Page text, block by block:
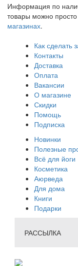
Информация по
товары можно
магазинах.
Как сделать
Контакты
Доставка
Оплата
Вакансии
О магазине
Скидки
Помощь
Подписка
Новинки
Полезные
Всё для йоги
Косметика
Аюрведа
Для дома
Книги
Подарки
РАССЫЛКА